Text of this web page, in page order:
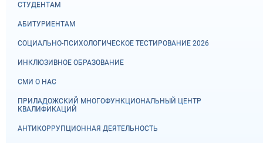
СТУДЕНТАМ
АБИТУРИЕНТАМ
СОЦИАЛЬНО-ПСИХОЛОГИЧЕСКОЕ ТЕСТИРОВАНИЕ 2026
ИНКЛЮЗИВНОЕ ОБРАЗОВАНИЕ
СМИ О НАС
ПРИЛАДОЖСКИЙ МНОГОФУНКЦИОНАЛЬНЫЙ ЦЕНТР
КВАЛИФИКАЦИЙ
АНТИКОРРУПЦИОННАЯ ДЕЯТЕЛЬНОСТЬ